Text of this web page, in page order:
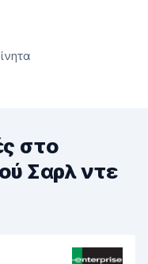
στο
Σαρλ ντε